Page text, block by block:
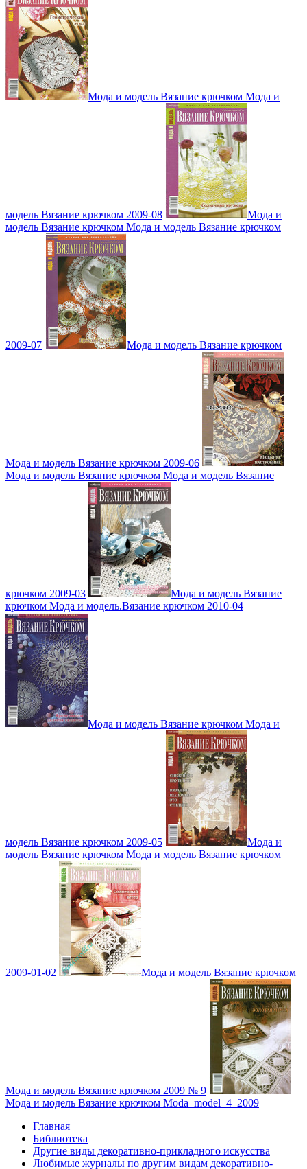
Мода и модель Вязание крючком Мода и
модель Вязание крючком 2009-08
Мода и
модель Вязание крючком Мода и модель Вязание крючком
2009-07 Мода и модель Вязание крючком
Мода и модель Вязание крючком 2009-06
Мода и модель Вязание крючком Мода и модель Вязание
крючком 2009-03
Мода и модель Вязание
крючком Мода и модель.Вязание крючком 2010-04
Мода и модель Вязание крючком Мода и
модель Вязание крючком 2009-05
Мода и
модель Вязание крючком Мода и модель Вязание крючком
2009-01-02 Мода и модель Вязание крючком
Мода и модель Вязание крючком 2009 № 9
Мода и модель Вязание крючком Moda_model_4_2009
Главная
Библиотека
Другие виды декоративно-прикладного искусства
Любимые журналы по другим видам декоративно-